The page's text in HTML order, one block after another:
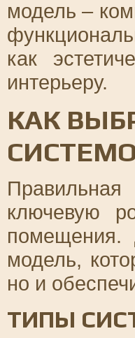
модель –
как
интерьеру.
КАК
ключевую
помещения.
модель,
но и
ТИПЫ